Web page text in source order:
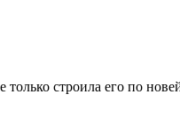
строила его по